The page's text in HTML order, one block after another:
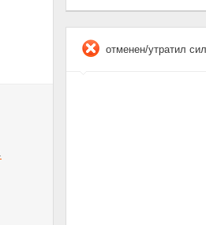
отменен/утратил